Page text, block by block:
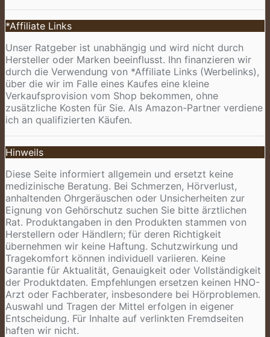
*Affiliate Links
Unser Ratgeber ist unabhängig und wird nicht durch
Hersteller oder Marken beeinflusst. Ihn finanzieren wir
durch die Verwendung von *Affiliate Links (Werbelinks),
über die wir im Falle eines Kaufes eine kleine
Verkaufsprovision vom Shop bekommen, ohne
zusätzliche Kosten für Sie. Als Amazon-Partner verdiene
ich an qualifizierten Käufen.
Hinweils
Diese Seite informiert allgemein und ersetzt keine
medizinische Beratung. Bei Schmerzen, Hörverlust,
anhaltenden Ohrgeräuschen oder Unsicherheiten zur
Eignung von Gehörschutz suchen Sie bitte ärztlichen
Rat. Produktangaben in den Produkten stammen von
Herstellern oder Händlern; für deren Richtigkeit
übernehmen wir keine Haftung. Schutzwirkung und
Tragekomfort können individuell variieren. Keine
Garantie für Aktualität, Genauigkeit oder Vollständigkeit
der Produktdaten. Empfehlungen ersetzen keinen HNO-
Arzt oder Fachberater, insbesondere bei Hörproblemen.
Auswahl und Tragen der Mittel erfolgen in eigener
Entscheidung. Für Inhalte auf verlinkten Fremdseiten
haften wir nicht.